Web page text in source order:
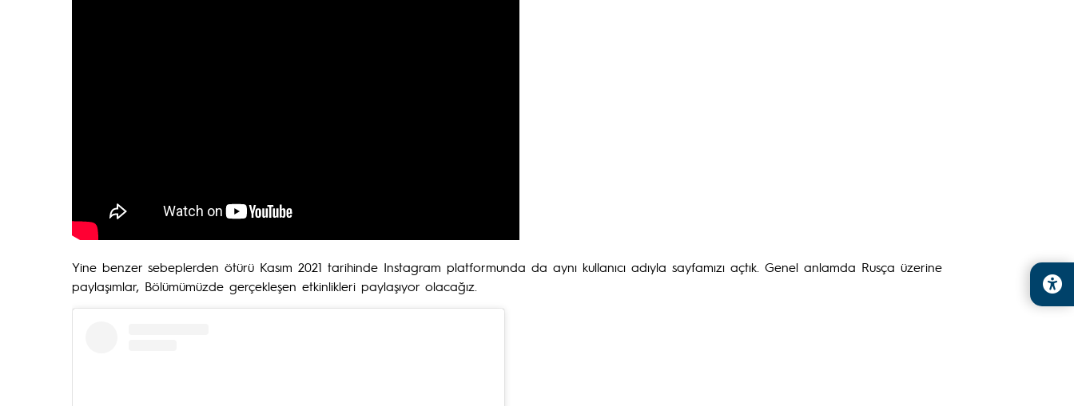
Yine benzer sebeplerden ötürü Kasım 2021 tarihinde Instagram platformunda da aynı kullanıcı adıyla sayfamızı açtık. Genel anlamda Rusça üzerine
paylaşımlar, Bölümümüzde gerçekleşen etkinlikleri paylaşıyor olacağız.